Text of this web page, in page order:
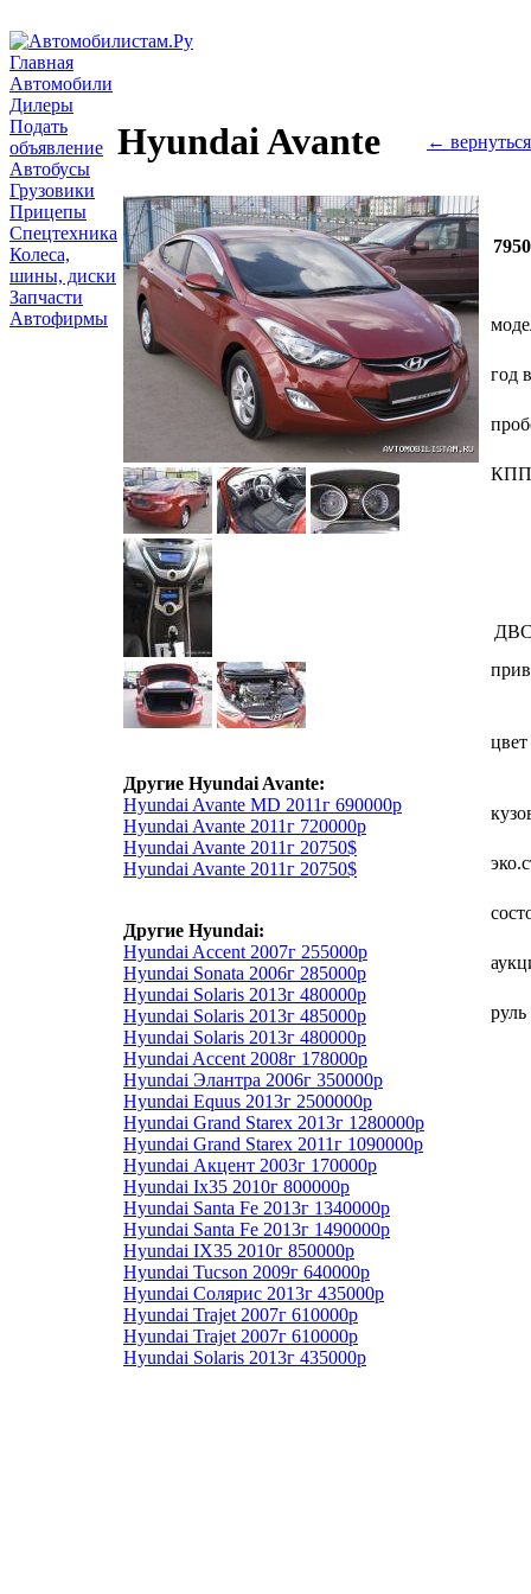
Главная
Автомобили
Дилеры
Подать
объявление
Автобусы
Грузовики
Прицепы
Спецтехника
Колеса,
шины, диски
Запчасти
Автофирмы
Hyundai Avante ← вернуться
Другие Hyundai Avante:
Hyundai Avante MD 2011г 690000р
Hyundai Avante 2011г 720000р
Hyundai Avante 2011г 20750$
Hyundai Avante 2011г 20750$
Другие Hyundai:
Hyundai Accent 2007г 255000р
Hyundai Sonata 2006г 285000р
Hyundai Solaris 2013г 480000р
Hyundai Solaris 2013г 485000р
Hyundai Solaris 2013г 480000р
Hyundai Accent 2008г 178000р
Hyundai Элантра 2006г 350000р
Hyundai Equus 2013г 2500000р
Hyundai Grand Starex 2013г 1280000р
Hyundai Grand Starex 2011г 1090000р
Hyundai Акцент 2003г 170000р
Hyundai Ix35 2010г 800000р
Hyundai Santa Fe 2013г 1340000р
Hyundai Santa Fe 2013г 1490000р
Hyundai IX35 2010г 850000р
Hyundai Tucson 2009г 640000р
Hyundai Солярис 2013г 435000р
Hyundai Trajet 2007г 610000р
Hyundai Trajet 2007г 610000р
Hyundai Solaris 2013г 435000р
год
КПП
цвет
руль